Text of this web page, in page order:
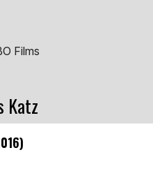
Films
Katz